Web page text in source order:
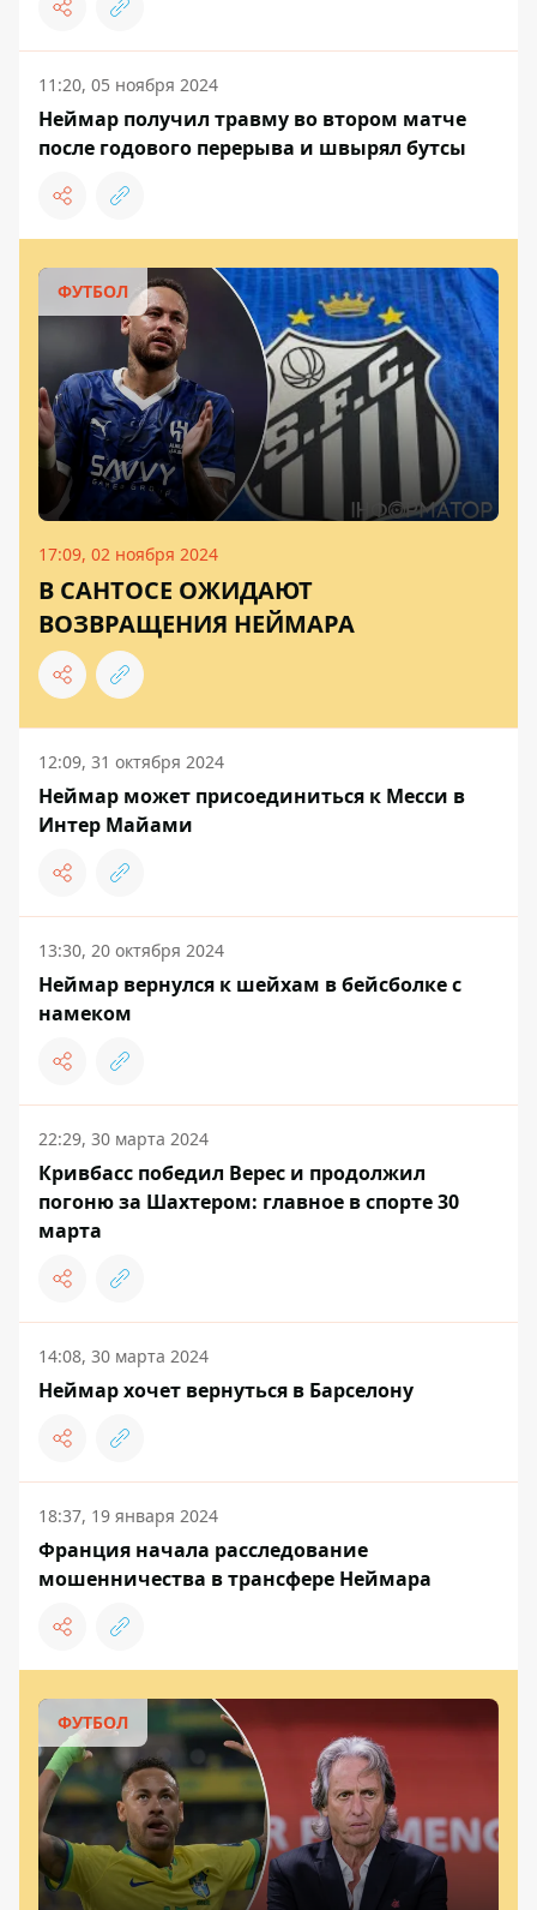
11:20, 05 ноября 2024
Неймар получил травму во втором матче
после годового перерыва и швырял бутсы
ФУТБОЛ
17:09, 02 ноября 2024
В САНТОСЕ ОЖИДАЮТ
ВОЗВРАЩЕНИЯ НЕЙМАРА
12:09, 31 октября 2024
Неймар может присоединиться к Месси в
Интер Майами
13:30, 20 октября 2024
Неймар вернулся к шейхам в бейсболке с
намеком
22:29, 30 марта 2024
Кривбасс победил Верес и продолжил
погоню за Шахтером: главное в спорте 30
марта
14:08, 30 марта 2024
Неймар хочет вернуться в Барселону
18:37, 19 января 2024
Франция начала расследование
мошенничества в трансфере Неймара
ФУТБОЛ